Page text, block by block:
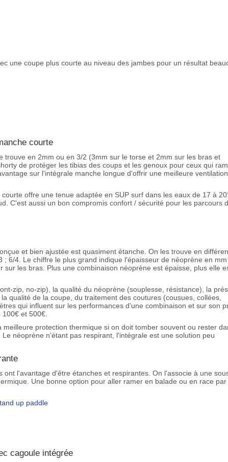
une coupe plus courte au niveau des jambes pour un résultat
courte
trouve en 2mm ou en 3/2 (3mm sur le torse et 2mm sur les bras et
de protéger les tibias des coups et les genoux pour ceux qui
sur l'intégrale manche longue d'offrir une meilleure
offre une tenue adaptée en SUP surf dans les eaux de 17 à
C'est aussi un bon compromis confort / sécurité pour les parcours
et bien ajustée est quasiment étanche. On les trouve en
; 6/4. Le chiffre le plus grand indique l'épaisseur de néoprène en
sur les bras. Plus une combinaison néoprène est épaisse, plus elle
zip, no-zip), la qualité du néoprène (souplesse, résistance), la
qualité de la coupe, du traitement des coutures (cousues, collées,
qui influent sur les performances d'une combinaison et sur son
et 500€.
protection thermique si on doit tomber souvent ou rester
néoprène n'étant pas respirant, l'intégrale est une solution peu
ont l'avantage d'être étanches et respirantes. On l'associe à une
Une bonne option pour aller ramer en balade ou en race par
up paddle
cagoule intégrée